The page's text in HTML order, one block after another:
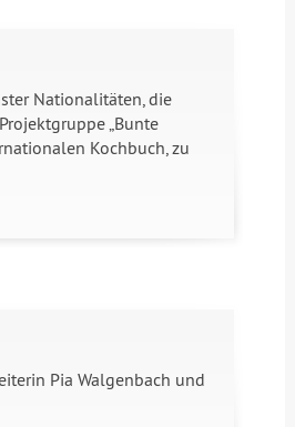
Nationalitäten, die
„Bunte
Kochbuch, zu
Pia Walgenbach und